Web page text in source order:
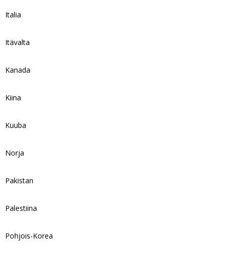
Italia
Itävalta
Kanada
Kiina
Kuuba
Norja
Pakistan
Palestiina
Pohjois-Korea